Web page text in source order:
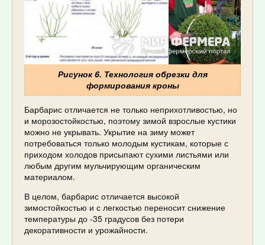
Рисунок 6. Технология обрезки для
формирования кроны
Барбарис отличается не только неприхотливостью, но
и морозостойкостью, поэтому зимой взрослые кустики
можно не укрывать. Укрытие на зиму может
потребоваться только молодым кустикам, которые с
приходом холодов присыпают сухими листьями или
любым другим мульчирующим органическим
материалом.
В целом, барбарис отличается высокой
зимостойкостью и с легкостью переносит снижение
температуры до -35 градусов без потери
декоративности и урожайности.